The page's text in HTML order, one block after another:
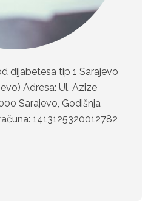
dijabetesa tip 1 Sarajevo
Adresa: Ul. Azize
Sarajevo, Godišnja
1413125320012782